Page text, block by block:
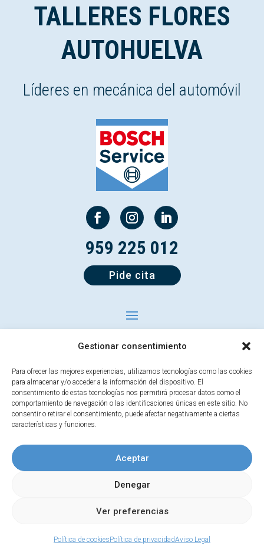
Gestionar consentimiento
Para ofrecer las mejores experiencias, utilizamos tecnologías como las cookies
para almacenar y/o acceder a la información del dispositivo. El
consentimiento de estas tecnologías nos permitirá procesar datos como el
comportamiento de navegación o las identificaciones únicas en este sitio. No
consentir o retirar el consentimiento, puede afectar negativamente a ciertas
características y funciones.
Aceptar
Denegar
Ver preferencias
Política de cookiesPolítica de privacidadAviso Legal
TALLERES FLORES
AUTOHUELVA
Líderes en mecánica del automóvil
959 225 012
Pide cita
Haz clic para aceptar cookies de marketing